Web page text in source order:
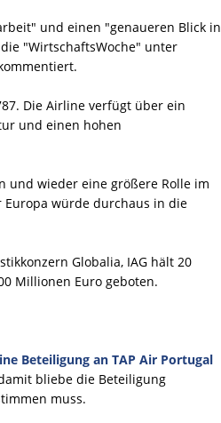
und einen "genaueren Blick in
"WirtschaftsWoche" unter
Die Airline verfügt über ein
und einen hohen
und wieder eine größere Rolle im
Europa würde durchaus in die
Globalia, IAG hält 20
Millionen Euro geboten.
Beteiligung an TAP Air Portugal
bliebe die Beteiligung
muss.